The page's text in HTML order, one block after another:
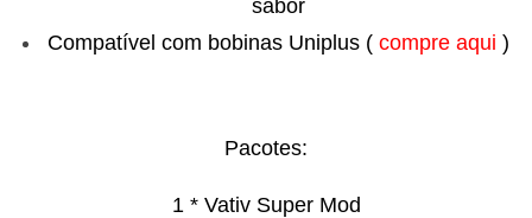
sabor
Compatível com bobinas Uniplus ( compre aqui )
Pacotes:
1 * Vativ Super Mod